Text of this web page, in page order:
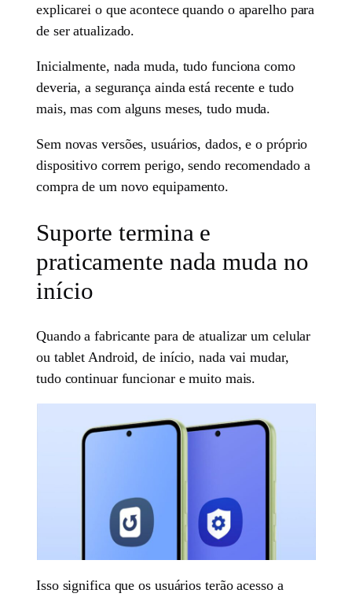
explicarei o que acontece quando o aparelho para
de ser atualizado.
Inicialmente, nada muda, tudo funciona como
deveria, a segurança ainda está recente e tudo
mais, mas com alguns meses, tudo muda.
Sem novas versões, usuários, dados, e o próprio
dispositivo correm perigo, sendo recomendado a
compra de um novo equipamento.
Suporte termina e
praticamente nada muda no
início
Quando a fabricante para de atualizar um celular
ou tablet Android, de início, nada vai mudar,
tudo continuar funcionar e muito mais.
Isso significa que os usuários terão acesso a